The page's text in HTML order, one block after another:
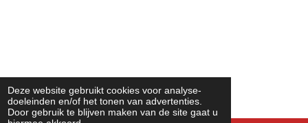
Deze website gebruikt cookies voor analyse-
doeleinden en/of het tonen van advertenties.
Door gebruik te blijven maken van de site gaat u